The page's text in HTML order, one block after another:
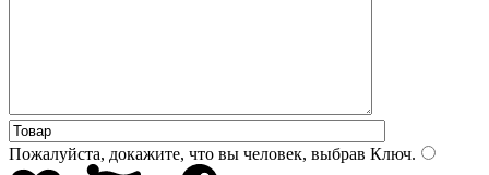
Пожалуйста, докажите, что вы человек, выбрав Ключ.